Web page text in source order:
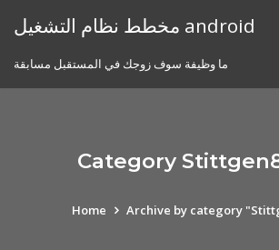
مخطط نظام التشغيل android
ما وظيفة سوف زوجك في المستقبل مسابقة
Category
Home Archive by category